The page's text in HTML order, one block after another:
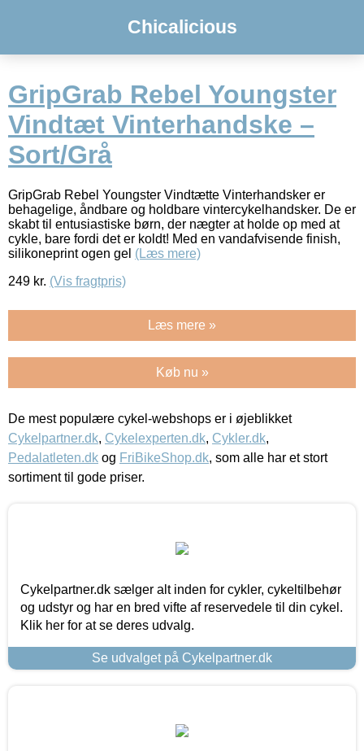
Chicalicious
GripGrab Rebel Youngster
Vindtæt Vinterhandske –
Sort/Grå
GripGrab Rebel Youngster Vindtætte Vinterhandsker er
behagelige, åndbare og holdbare vintercykelhandsker. De er
skabt til entusiastiske børn, der nægter at holde op med at
cykle, bare fordi det er koldt! Med en vandafvisende finish,
silikoneprint ogen gel (Læs mere)
249 kr. (Vis fragtpris)
Læs mere »
Køb nu »
De mest populære cykel-webshops er i øjeblikket
Cykelpartner.dk, Cykelexperten.dk, Cykler.dk,
Pedalatleten.dk og FriBikeShop.dk, som alle har et stort
sortiment til gode priser.
Cykelpartner.dk sælger alt inden for cykler, cykeltilbehør
og udstyr og har en bred vifte af reservedele til din cykel.
Klik her for at se deres udvalg.
Se udvalget på Cykelpartner.dk